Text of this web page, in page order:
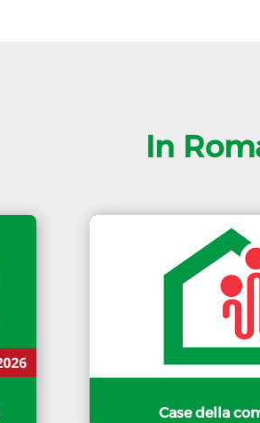
In
Case della